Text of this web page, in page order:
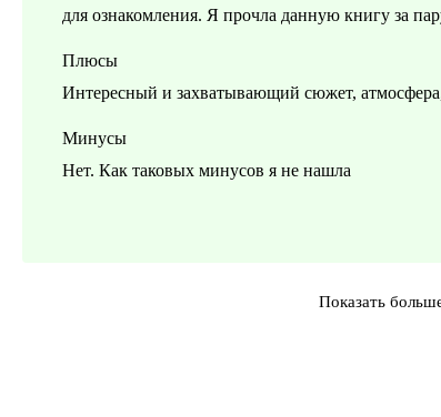
для ознакомления. Я прочла данную книгу за
Плюсы
Интересный и захватывающий сюжет,
Минусы
Нет. Как таковых минусов я не нашла
Показать